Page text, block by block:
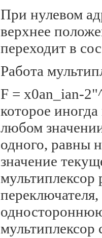
При нулевом
верхнее
переходит в
Работа
F = x0an_ian-
которое
любом
одного, равны
значение
мультиплексор